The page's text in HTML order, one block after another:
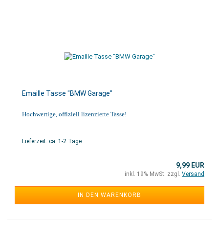
Emaille Tasse "BMW Garage"
Hochwertige, offiziell lizenzierte Tasse!
Lieferzeit: ca. 1-2 Tage
9,99 EUR
inkl. 19% MwSt. zzgl. Versand
IN DEN WARENKORB